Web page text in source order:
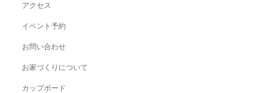
アクセス
イベント予約
お問い合わせ
お家づくりについて
カップボード